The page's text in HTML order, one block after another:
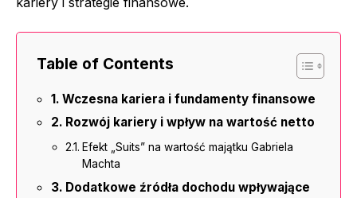
Table of Contents
Wczesna kariera i fundamenty finansowe
Rozwój kariery i wpływ na wartość netto
Efekt „Suits” na wartość majątku Gabriela
Machta
Dodatkowe źródła dochodu wpływające